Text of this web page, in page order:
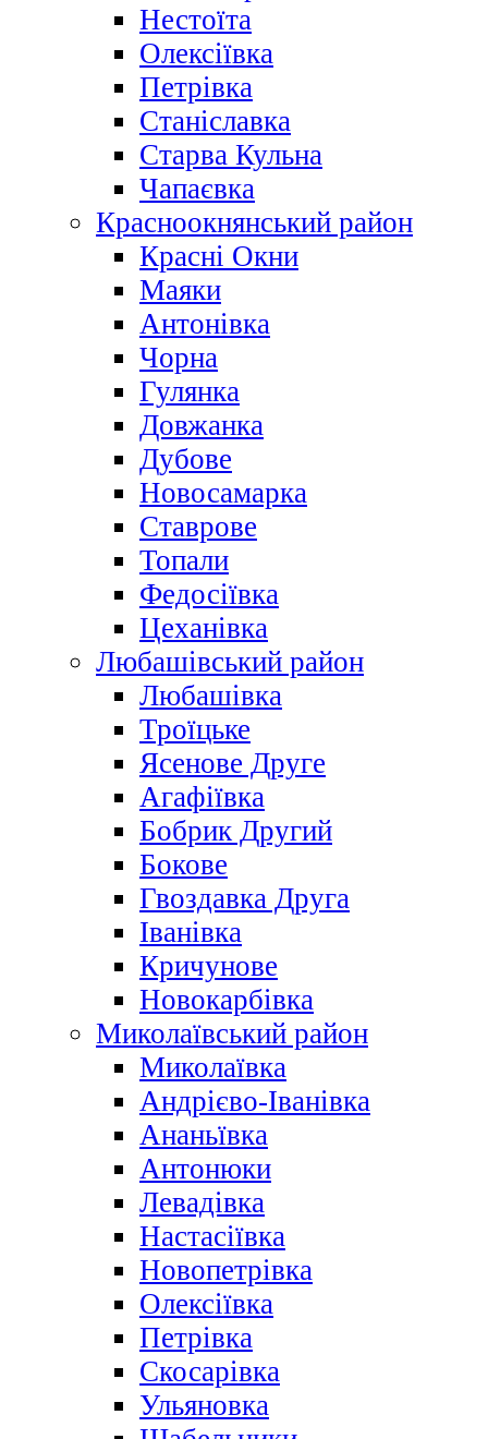
Нестоїта
Олексіївка
Петрівка
Станіславка
Старва Кульна
Чапаєвка
Красноокнянський район
Красні Окни
Маяки
Антонівка
Чорна
Гулянка
Довжанка
Дубове
Новосамарка
Ставрове
Топали
Федосіївка
Цеханівка
Любашівський район
Любашівка
Троїцьке
Ясенове Друге
Агафіївка
Бобрик Другий
Бокове
Гвоздавка Друга
Іванівка
Кричунове
Новокарбівка
Миколаївський район
Миколаївка
Андрієво-Іванівка
Ананьївка
Антонюки
Левадівка
Настасіївка
Новопетрівка
Олексіївка
Петрівка
Скосарівка
Ульяновка